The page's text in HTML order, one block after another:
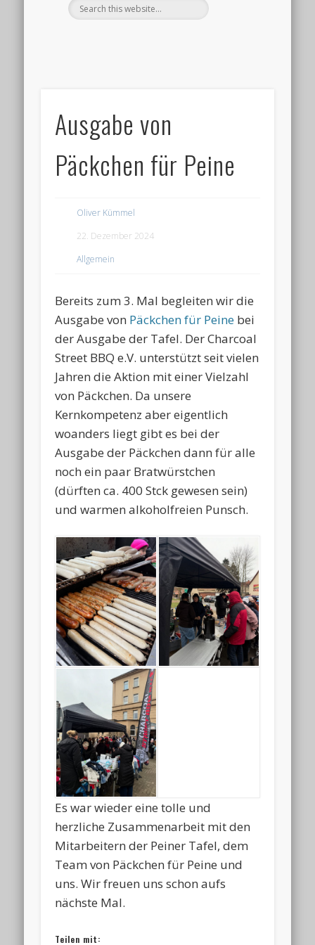
Ausgabe von
Päckchen für Peine
Oliver Kümmel
22. Dezember 2024
Allgemein
Bereits zum 3. Mal begleiten wir die
Ausgabe von Päckchen für Peine bei
der Ausgabe der Tafel. Der Charcoal
Street BBQ e.V. unterstützt seit vielen
Jahren die Aktion mit einer Vielzahl
von Päckchen. Da unsere
Kernkompetenz aber eigentlich
woanders liegt gibt es bei der
Ausgabe der Päckchen dann für alle
noch ein paar Bratwürstchen
(dürften ca. 400 Stck gewesen sein)
und warmen alkoholfreien Punsch.
Es war wieder eine tolle und
herzliche Zusammenarbeit mit den
Mitarbeitern der Peiner Tafel, dem
Team von Päckchen für Peine und
uns. Wir freuen uns schon aufs
nächste Mal.
Teilen mit: